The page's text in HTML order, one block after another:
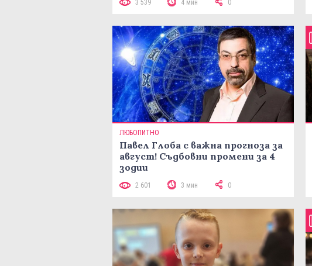
3 539 4 мин 0
ЛЮБОПИТНО
Павел Глоба с важна прогноза за
август! Съдбовни промени за 4
зодии
2 601 3 мин 0